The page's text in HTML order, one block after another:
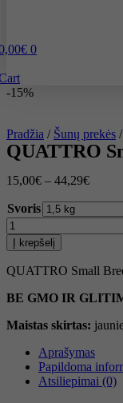
€ 0
-15%
Pradžia / Šunų prekės /
QUATTRO
15,00€ – 44,29€
Svoris
produkto
kiekis:
QUATTRO
Small
Breed
Junior
begrūdis
antiena
Į krepšelį
QUATTRO Small
BE GMO IR
Maistas skirtas:
Aprašymas
Papildoma
Atsiliepimai (0)